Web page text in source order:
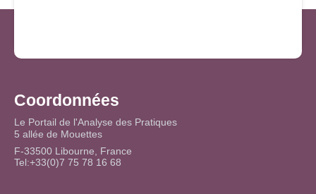
Coordonnées
Le Portail de l'Analyse des Pratiques
5 allée de Mouettes
F-33500 Libourne, France
Tel:+33(0)7 75 78 16 68